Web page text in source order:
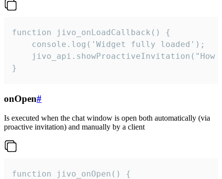
function jivo_onLoadCallback() {
    console.log('Widget fully loaded');
jivo_api.showProactiveInvitation("How
}
onOpen#
Is executed when the chat window is open both automatically (via
proactive invitation) and manually by a client
function jivo_onOpen() {